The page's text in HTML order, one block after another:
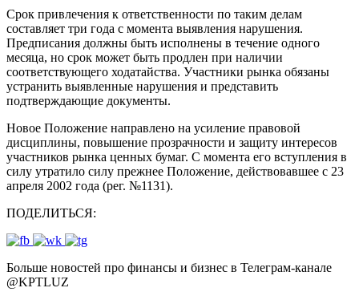
Срок привлечения к ответственности по таким делам
составляет три года с момента выявления нарушения.
Предписания должны быть исполнены в течение одного
месяца, но срок может быть продлен при наличии
соответствующего ходатайства. Участники рынка обязаны
устранить выявленные нарушения и представить
подтверждающие документы.
Новое Положение направлено на усиление правовой
дисциплины, повышение прозрачности и защиту интересов
участников рынка ценных бумаг. С момента его вступления в
силу утратило силу прежнее Положение, действовавшее с 23
апреля 2002 года (рег. №1131).
ПОДЕЛИТЬСЯ:
Больше новостей про финансы и бизнес в Телеграм-канале
@KPTLUZ